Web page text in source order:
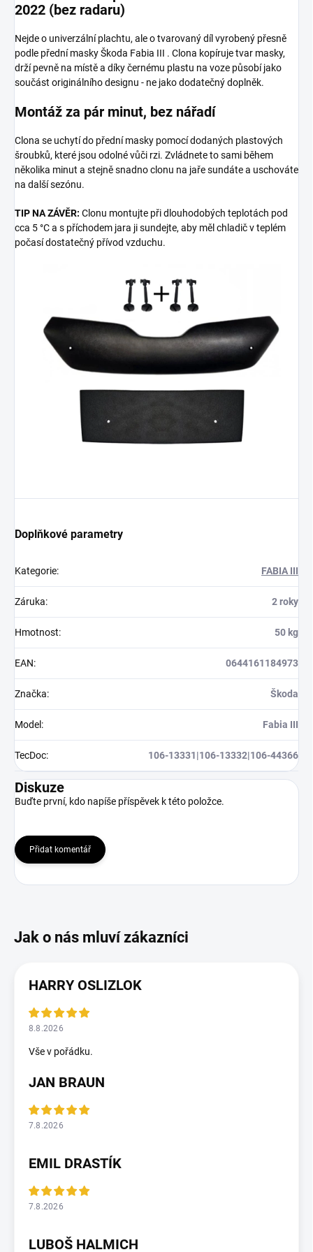
2022 (bez radaru)
Nejde o univerzální plachtu, ale o tvarovaný díl vyrobený přesně
podle přední masky Škoda Fabia III . Clona kopíruje tvar masky,
drží pevně na místě a díky černému plastu na voze působí jako
součást originálního designu - ne jako dodatečný doplněk.
Montáž za pár minut, bez nářadí
Clona se uchytí do přední masky pomocí dodaných plastových
šroubků, které jsou odolné vůči rzi. Zvládnete to sami během
několika minut a stejně snadno clonu na jaře sundáte a uschováte
na další sezónu.
TIP NA ZÁVĚR: Clonu montujte při dlouhodobých teplotách pod
cca 5 °C a s příchodem jara ji sundejte, aby měl chladič v teplém
počasí dostatečný přívod vzduchu.
Doplňkové parametry
Kategorie: FABIA III
Záruka: 2 roky
Hmotnost: 50 kg
EAN: 0644161184973
Značka: Škoda
Model : Fabia III
TecDoc: 106-13331|106-13332|106-44366
Diskuze
Buďte první, kdo napíše příspěvek k této položce.
Přidat komentář
HARRY OSLIZLOK
8.8.2026
Vše v pořádku.
JAN BRAUN
7.8.2026
EMIL DRASTÍK
7.8.2026
LUBOŠ HALMICH